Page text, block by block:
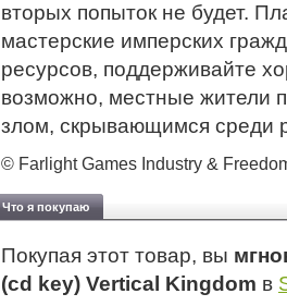
вторых попыток не будет.
мастерские имперских
ресурсов, поддерживайте
возможно, местные жители
злом, скрывающимся среди
© Farlight Games Industry &
Что я покупаю
Покупая этот товар, вы
(cd key) Vertical Kingdom в